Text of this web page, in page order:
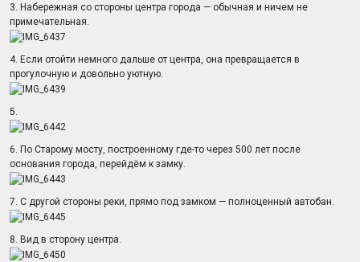
3. Набережная со стороны центра города — обычная и ничем не
примечательная.
4. Если отойти немного дальше от центра, она превращается в
прогулочную и довольно уютную.
5.
6. По Старому мосту, построенному где-то через 500 лет после
основания города, перейдём к замку.
7. С другой стороны реки, прямо под замком — полноценный автобан.
8. Вид в сторону центра.